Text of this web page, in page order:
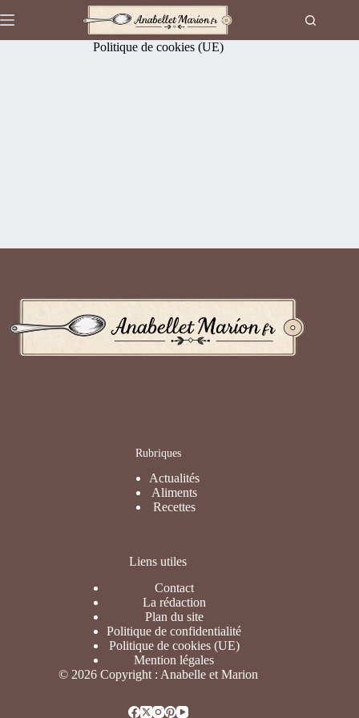
au
Politique de cookies (UE)
Rubriques
Actualités
Aliments
Recettes
Liens utiles
Contact
La rédaction
Plan du site
Politique de confidentialité
Politique de cookies (UE)
Mention légales
© 2026 Copyright : Anabelle et Marion